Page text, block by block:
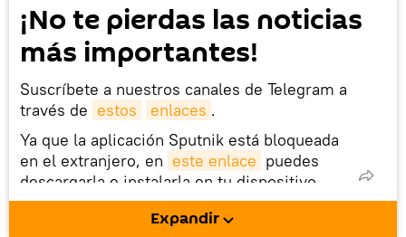
¡No te pierdas las noticias
más importantes!
Suscríbete a nuestros canales de Telegram a
través de estos enlaces .
Ya que la aplicación Sputnik está bloqueada
en el extranjero, en este enlace puedes
descargarla e instalarla en tu dispositivo
móvil (¡solo para Android!).
Expandir